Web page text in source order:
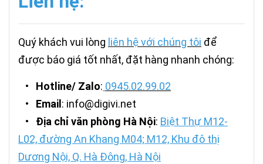
Quý khách vui lòng liên hệ với chúng tôi để
được báo giá tốt nhất, đặt hàng nhanh chóng:
• Hotline/ Zalo: 0945.02.99.02
• Email : info@digivi.net
• Địa chỉ văn phòng Hà Nội: Biệt Thự M12-
L02, đường An Khang M04; M12, Khu đô thị
Dương Nội, Q. Hà Đông, Hà Nội